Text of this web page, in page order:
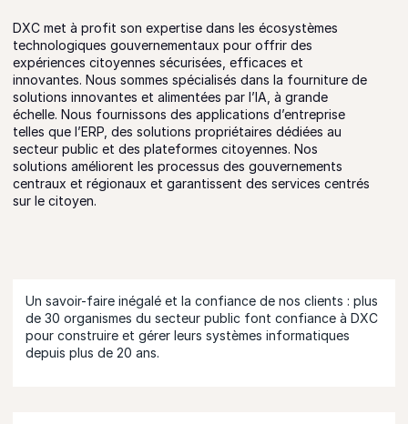
DXC met à profit son expertise dans les écosystèmes
technologiques gouvernementaux pour offrir des
expériences citoyennes sécurisées, efficaces et
innovantes. Nous sommes spécialisés dans la fourniture de
solutions innovantes et alimentées par l’IA, à grande
échelle. Nous fournissons des applications d’entreprise
telles que l’ERP, des solutions propriétaires dédiées au
secteur public et des plateformes citoyennes. Nos
solutions améliorent les processus des gouvernements
centraux et régionaux et garantissent des services centrés
sur le citoyen.
Un savoir-faire inégalé et la confiance de nos clients : plus
de 30 organismes du secteur public font confiance à DXC
pour construire et gérer leurs systèmes informatiques
depuis plus de 20 ans.